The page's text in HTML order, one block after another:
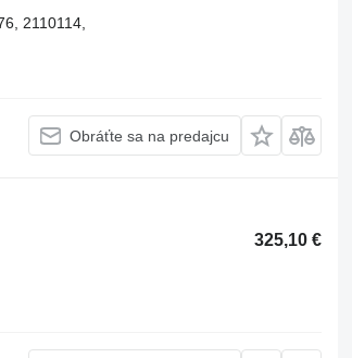
2110114,
Obráťte sa na predajcu
325,10 €